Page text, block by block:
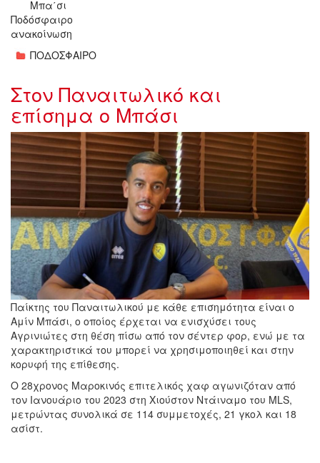
Μπα΄σι
Ποδόσφαιρο
ανακοίνωση
ΠΟΔΟΣΦΑΙΡΟ
Στον Παναιτωλικό και
επίσημα ο Μπάσι
bassi_1_134519.jpg
Παίκτης του Παναιτωλικού με κάθε επισημότητα είναι ο
Αμίν Μπάσι, ο οποίος έρχεται να ενισχύσει τους
Αγρινιώτες στη θέση πίσω από τον σέντερ φορ, ενώ με τα
χαρακτηριστικά του μπορεί να χρησιμοποιηθεί και στην
κορυφή της επίθεσης.
Ο 28χρονος Μαροκινός επιτελικός χαφ αγωνιζόταν από
τον Ιανουάριο του 2023 στη Χιούστον Ντάιναμο του MLS,
μετρώντας συνολικά σε 114 συμμετοχές, 21 γκολ και 18
ασίστ.